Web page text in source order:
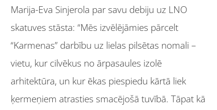
Marija-Eva Sinjerola par savu debiju uz LNO
skatuves stāsta: “Mēs izvēlējāmies pārcelt
“Karmenas” darbību uz lielas pilsētas nomali –
vietu, kur cilvēkus no ārpasaules izolē
arhitektūra, un kur ēkas piespiedu kārtā liek
ķermeņiem atrasties smacējošā tuvībā. Tāpat kā